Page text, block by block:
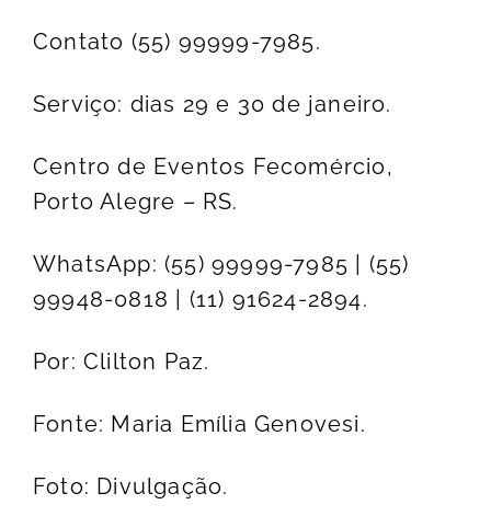
Contato (55) 99999-7985.
Serviço: dias 29 e 30 de janeiro.
Centro de Eventos Fecomércio,
Porto Alegre – RS.
WhatsApp: (55) 99999-7985 | (55)
99948-0818 | (11) 91624-2894.
Por: Clilton Paz.
Fonte: Maria Emília Genovesi.
Foto: Divulgação.